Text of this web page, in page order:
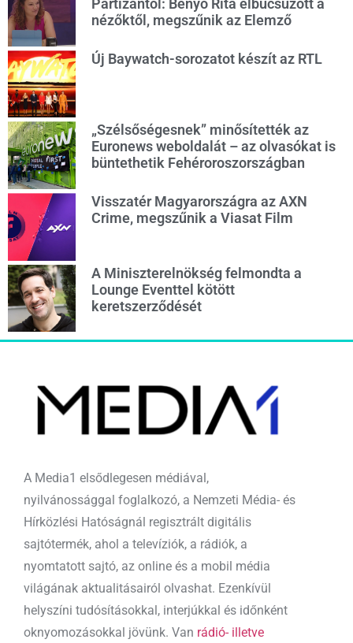
Partizántól: Benyó Rita elbúcsúzott a
nézőktől, megszűnik az Elemző
Új Baywatch-sorozatot készít az RTL
„Szélsőségesnek” minősítették az
Euronews weboldalát – az olvasókat is
büntethetik Fehéroroszországban
Visszatér Magyarországra az AXN
Crime, megszűnik a Viasat Film
A Miniszterelnökség felmondta a
Lounge Eventtel kötött
keretszerződését
A Media1 elsődlegesen médiával,
nyilvánossággal foglalkozó, a Nemzeti Média- és
Hírközlési Hatóságnál regisztrált digitális
sajtótermék, ahol a televíziók, a rádiók, a
nyomtatott sajtó, az online és a mobil média
világának aktualitásairól olvashat. Ezenkívül
helyszíni tudósításokkal, interjúkkal és időnként
oknyomozásokkal jövünk. Van rádió- illetve